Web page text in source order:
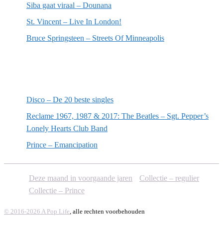
Siba gaat viraal – Dounana
St. Vincent – Live In London!
Bruce Springsteen – Streets Of Minneapolis
Disco – De 20 beste singles
Reclame 1967, 1987 & 2017: The Beatles – Sgt. Pepper’s
Lonely Hearts Club Band
Prince – Emancipation
Deze maand in voorgaande jaren
Collectie – regulier
Collectie – Prince
© 2016-2026 A Pop Life , alle rechten voorbehouden